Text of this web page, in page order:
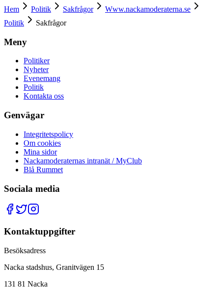
Hem
Politik Sakfrågor
Www.nackamoderaterna.se
Politik
Sakfrågor
Meny
Politiker
Nyheter
Evenemang
Politik
Kontakta oss
Genvägar
Integritetspolicy
Om cookies
Mina sidor
Nackamoderaternas intranät / MyClub
Blå Rummet
Sociala media
Kontaktuppgifter
Besöksadress
Nacka stadshus, Granitvägen 15
131 81 Nacka